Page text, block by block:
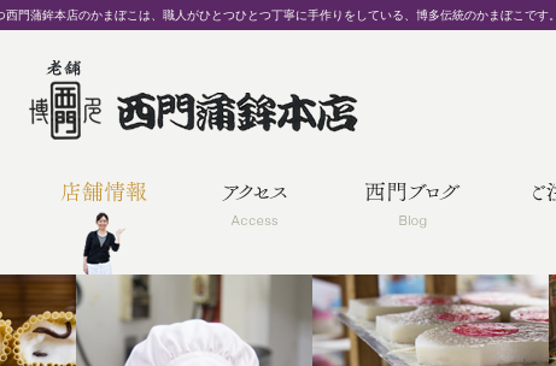
門蒲鉾本店のかまぼこは、職人がひとつひとつ丁寧に手作りをしている、博多伝統のかまぼこです。